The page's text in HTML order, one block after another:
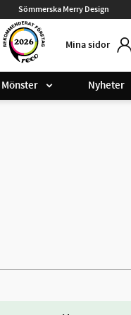
Sömmerska Merry Design
Mina sidor
Mönster Nyheter